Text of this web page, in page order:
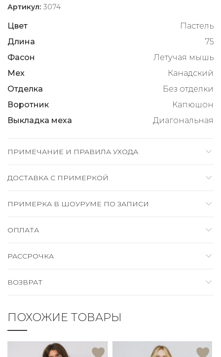
Артикул: 3074
Цвет
Пастель
Длина
75
Фасон
Летучая мышь
Мех
Канадский
Отделка
Без отделки
Воротник
Капюшон
Выкладка меха
Диагональная
ПРИМЕЧАНИЕ И ПРАВИЛА УХОДА
ДОСТАВКА C ПРИМЕРКОЙ
ПРИМЕРКА В ШОУРУМЕ ПО ЗАПИСИ
ОПЛАТА
РАССРОЧКА
ВОЗВРАТ
ПОХОЖИЕ ТОВАРЫ